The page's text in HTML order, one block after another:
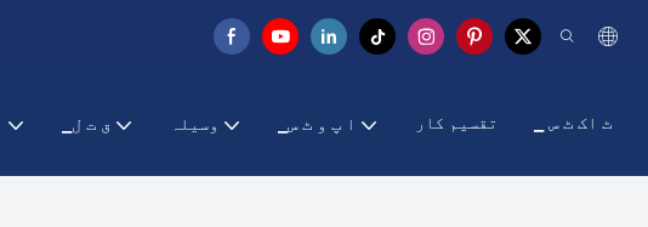
▁ق ت ل وسیلہ ▁ا پ و ٹ س تقسیم کار ▁ ٹ اک ٹ س